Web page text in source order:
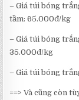
– Giá túi bóng
tầm: 65.000đ/kg
– Giá túi bóng
35.000đ/kg
– Giá túi bóng
==> Và cũng còn